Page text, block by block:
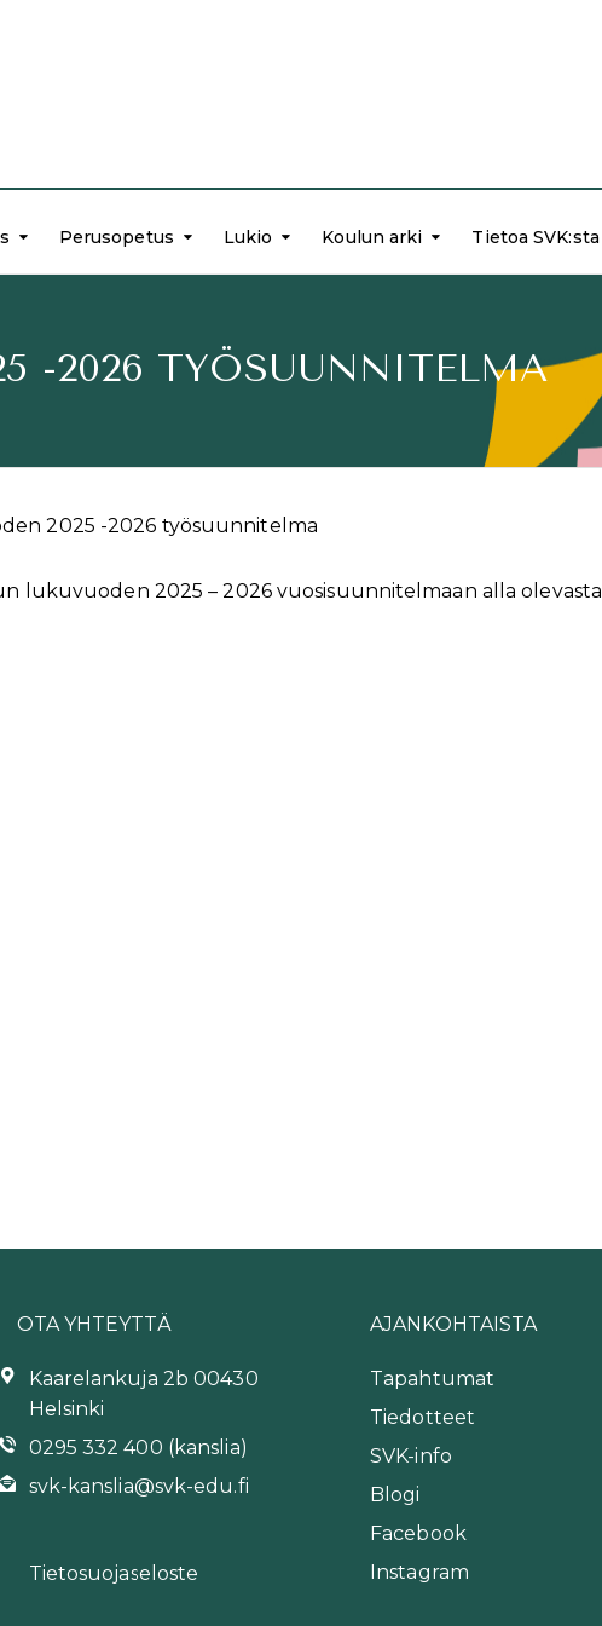
Perusopetus Lukio Koulun arki Tietoa SVK:sta
-2026 TYÖSUUNNITELMA
2025 -2026 työsuunnitelma
lukuvuoden 2025 – 2026 vuosisuunnitelmaan alla olevasta
OTA YHTEYTTÄ
Kaarelankuja 2b 00430
Helsinki
0295 332 400 (kanslia)
svk-kanslia@svk-edu.fi
Tietosuojaseloste
AJANKOHTAISTA
Tapahtumat
Tiedotteet
SVK-info
Blogi
Facebook
Instagram